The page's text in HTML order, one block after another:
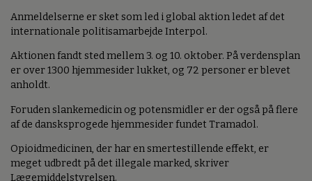
Anmeldelserne er sket som led i global aktion ledet af det
internationale politisamarbejde Interpol.
Aktionen fandt sted mellem 3. og 10. oktober. På verdensplan
er over 1300 hjemmesider lukket, og 72 personer er blevet
anholdt.
Foruden slankemedicin og potensmidler er der også på flere
af de dansksprogede hjemmesider fundet Tramadol.
Opioidmedicinen, der har en smertestillende effekt, er
meget udbredt på det illegale marked, skriver
Lægemiddelstyrelsen.